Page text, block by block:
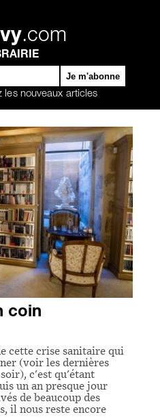
.com
les nouveaux articles
coin
cette crise sanitaire qui
(voir les dernières
c'est qu'étant
un an presque jour
de beaucoup des
il nous reste encore